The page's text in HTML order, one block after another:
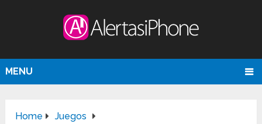
MENU
Home
Juegos